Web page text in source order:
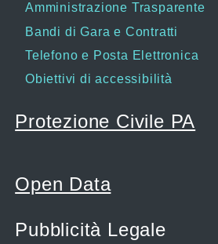
Amministrazione Trasparente
Bandi di Gara e Contratti
Telefono e Posta Elettronica
Obiettivi di accessibilità
Protezione Civile PA
Open Data
Pubblicità Legale